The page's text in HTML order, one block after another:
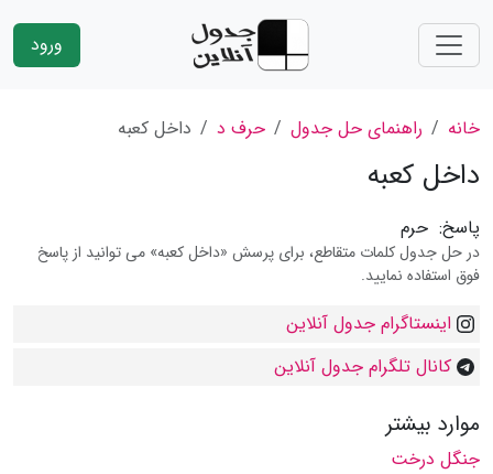
ورود
خانه راهنمای حل جدول حرف د داخل کعبه
داخل کعبه
پاسخ: حرم
در حل جدول کلمات متقاطع، برای پرسش «داخل کعبه» می توانید از پاسخ
فوق استفاده نمایید.
اینستاگرام جدول آنلاین
کانال تلگرام جدول آنلاین
موارد بیشتر
جنگل درخت